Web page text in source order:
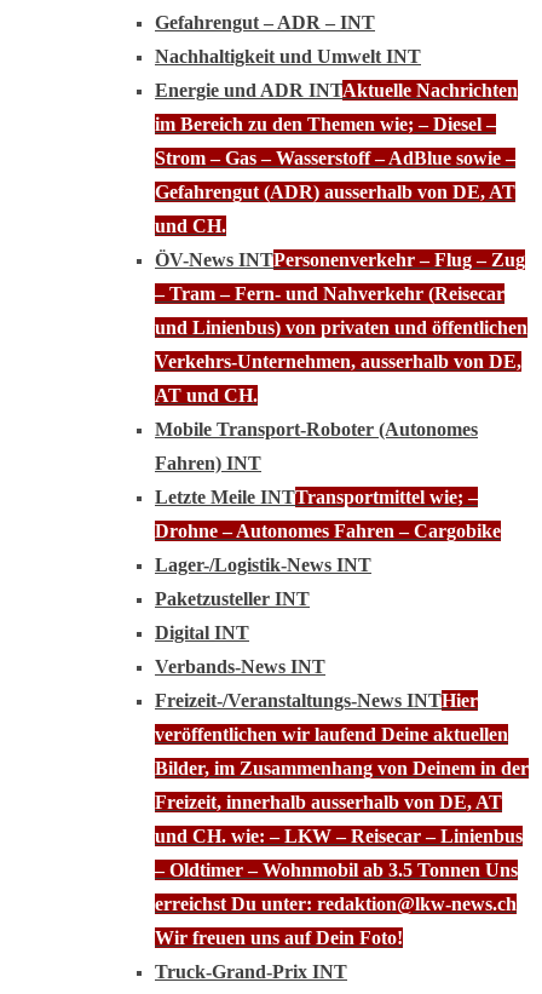
Gefahrengut – ADR – INT
Nachhaltigkeit und Umwelt INT
Energie und ADR INTAktuelle Nachrichten
im Bereich zu den Themen wie; – Diesel –
Strom – Gas – Wasserstoff – AdBlue sowie –
Gefahrengut (ADR) ausserhalb von DE, AT
und CH.
ÖV-News INTPersonenverkehr – Flug – Zug
– Tram – Fern- und Nahverkehr (Reisecar
und Linienbus) von privaten und öffentlichen
Verkehrs-Unternehmen, ausserhalb von DE,
AT und CH.
Mobile Transport-Roboter (Autonomes
Fahren) INT
Letzte Meile INTTransportmittel wie; –
Drohne – Autonomes Fahren – Cargobike
Lager-/Logistik-News INT
Paketzusteller INT
Digital INT
Verbands-News INT
Freizeit-/Veranstaltungs-News INTHier
veröffentlichen wir laufend Deine aktuellen
Bilder, im Zusammenhang von Deinem in der
Freizeit, innerhalb ausserhalb von DE, AT
und CH. wie: – LKW – Reisecar – Linienbus
– Oldtimer – Wohnmobil ab 3.5 Tonnen Uns
erreichst Du unter: redaktion@lkw-news.ch
Wir freuen uns auf Dein Foto!
Truck-Grand-Prix INT